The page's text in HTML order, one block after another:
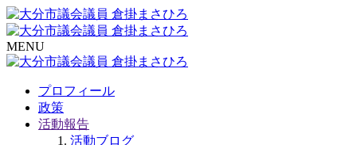
MENU
プロフィール
政策
活動報告
活動ブログ